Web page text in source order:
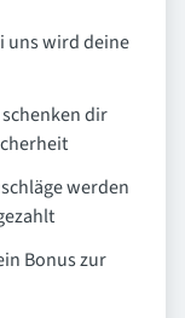
uns wird deine
dir
werden
Bonus zur